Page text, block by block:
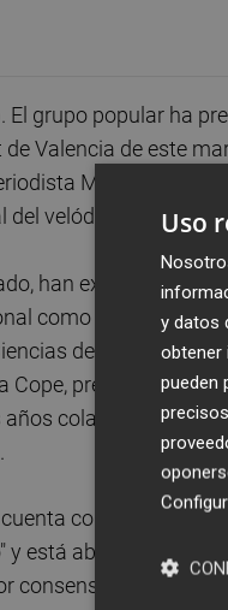
El grupo popular ha
de Valencia de este
Mª José
del velódromo Lluís
han explicado que
como periodista
de la
Cope, presentó
colaboraba con
con la
y está abierta a que
consenso posible de
Uso
y datos
obtener
pueden